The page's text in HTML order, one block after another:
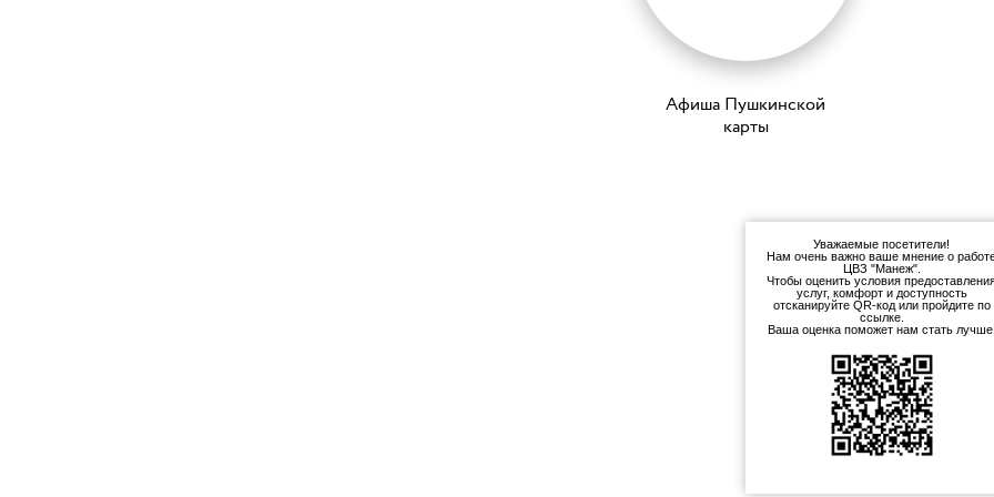
Афиша Пушкинской
карты
Уважаемые посетители!
Нам очень важно ваше мнение о
ЦВЗ "Манеж".
Чтобы оценить условия
услуг, комфорт и доступность
отсканируйте QR-код или пройдите по
ссылке.
Ваша оценка поможет нам стать лучше!